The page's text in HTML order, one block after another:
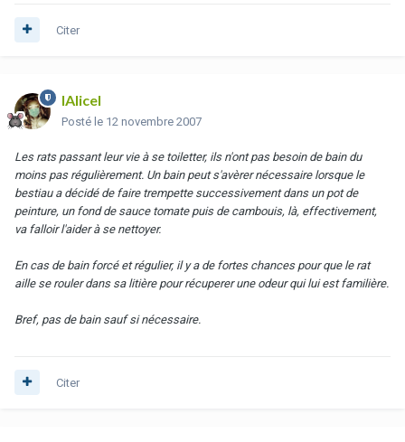
Citer
lAlicel
Posté le 12 novembre 2007
Les rats passant leur vie à se toiletter, ils n'ont pas besoin de bain du
moins pas régulièrement. Un bain peut s'avèrer nécessaire lorsque le
bestiau a décidé de faire trempette successivement dans un pot de
peinture, un fond de sauce tomate puis de cambouis, là, effectivement,
va falloir l'aider à se nettoyer.
En cas de bain forcé et régulier, il y a de fortes chances pour que le rat
aille se rouler dans sa litière pour récuperer une odeur qui lui est familière.
Bref, pas de bain sauf si nécessaire.
Citer